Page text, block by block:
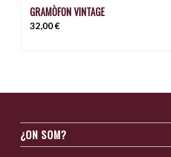
GRAMÒFON VINTAGE
32,00€
¿ON SOM?